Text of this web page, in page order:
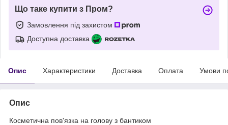
Що таке купити з Пром?
Замовлення під захистом
Доступна доставка
Опис Характеристики Доставка Оплата Умови
Опис
Косметична пов'язка на голову з бантиком